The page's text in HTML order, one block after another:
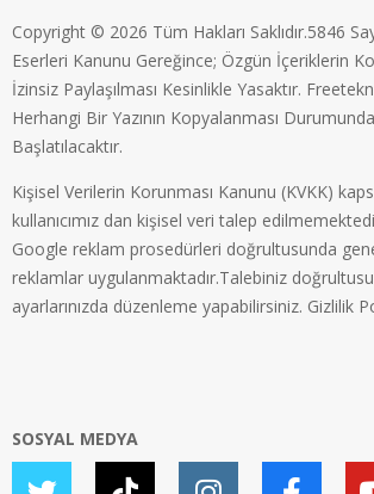
Copyright © 2026 Tüm Hakları Saklıdır.5846
Eserleri Kanunu Gereğince; Özgün İçeriklerin
İzinsiz Paylaşılması Kesinlikle Yasaktır.
Herhangi Bir Yazının Kopyalanması
Başlatılacaktır.
Kişisel Verilerin Korunması Kanunu (KVKK)
kullanıcımız dan kişisel veri talep
Google reklam prosedürleri doğrultusunda
reklamlar uygulanmaktadır.Talebiniz
ayarlarınızda düzenleme yapabilirsiniz. Gizlilik
SOSYAL MEDYA